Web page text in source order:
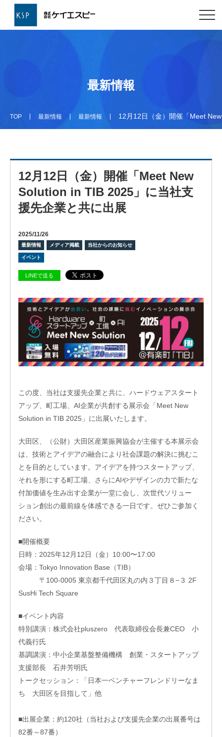
ビ
ン
グ
ロー
ト
ク
ケイ
エス
ピー
のあ
ゆみ
交
流
活
動
オ
フィ
ス/
ラボ
ファ
ンド
TOP 最新情報 最新情報 12月12日（金）開催「Meet
最新情報
12月12日（金）開催「Meet New
Solution in TIB 2025」に当社支
援先企業と共に出展
2025/11/26
最新情報 メディア掲載 当社からのお知らせ
イベント
LINEで送る
この度、当社は支援先企業と共に、ハードウェアスタート
アップ、町工場、AI企業が共創する展示会「Meet New
Solution in TIB 2025」に出展いたします。
大田区、（公財）大田区産業振興協会が主催する本展示会
は、技術とアイデアの融合により社会課題の解決に挑むこ
とを目的としています。アイデアを持つスタートアップ、
それを形にする町工場、さらにAIやデザインの力で新たな
付加価値を生み出す企業が一堂に会し、次世代ソリュー
ション創出の最前線を体感できる一日です。ぜひご参加く
ださい。
■開催概要
日時： 2025年12月12日（金）10:00〜17:00
会場： Tokyo Innovation Base（TIB）
〒100-0005 東京都千代田区丸の内３丁目８−３ 2F
SusHi Tech Square
■イベント内容
特別講演：株式会社pluszero 代表取締役会長兼CEO 小
代義行氏
基調講演：中小企業基盤整備機構 創業・スタートアップ
支援部長 石井芳明氏
トークセッション：「日本一ベンチャーフレンドリーなま
ち 大田区を目指して」他
■出展企業：約120社（当社および支援先企業の出展番号は
82番～87番）